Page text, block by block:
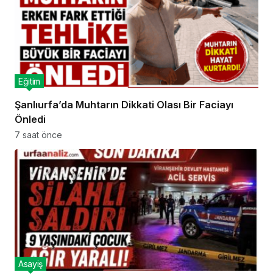
Şanlıurfa’da Muhtarın Dikkati Olası Bir Faciayı
Önledi
Eğitim
7 saat önce
Asayiş